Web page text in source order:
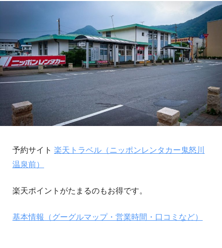
予約サイト 楽天トラベル（ニッポンレンタカー鬼怒川
温泉前）
楽天ポイントがたまるのもお得です。
基本情報（グーグルマップ・営業時間・口コミなど）